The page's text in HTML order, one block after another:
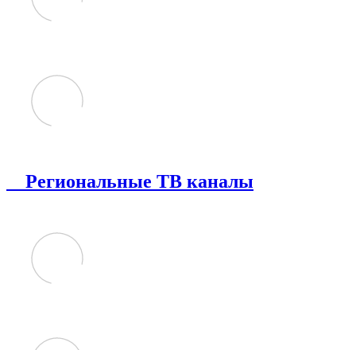
Региональные ТВ каналы